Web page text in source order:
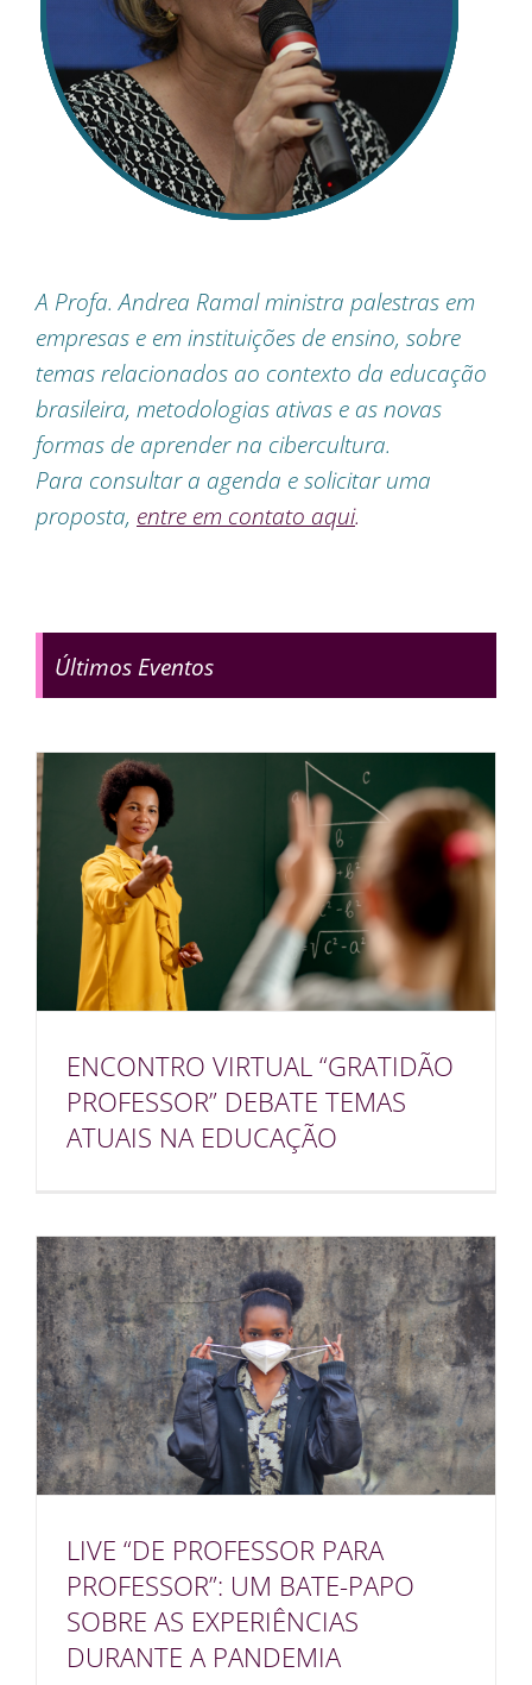
A Profa. Andrea Ramal ministra palestras em
empresas e em instituições de ensino, sobre
temas relacionados ao contexto da educação
brasileira, metodologias ativas e as novas
formas de aprender na cibercultura.
Para consultar a agenda e solicitar uma
proposta, entre em contato aqui.
Últimos Eventos
ENCONTRO VIRTUAL “GRATIDÃO
PROFESSOR” DEBATE TEMAS
ATUAIS NA EDUCAÇÃO
LIVE “DE PROFESSOR PARA
PROFESSOR”: UM BATE-PAPO
SOBRE AS EXPERIÊNCIAS
DURANTE A PANDEMIA